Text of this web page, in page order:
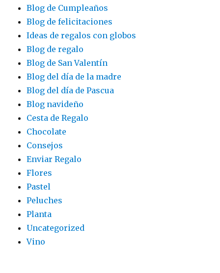
Blog de Cumpleaños
Blog de felicitaciones
Ideas de regalos con globos
Blog de regalo
Blog de San Valentín
Blog del día de la madre
Blog del día de Pascua
Blog navideño
Cesta de Regalo
Chocolate
Consejos
Enviar Regalo
Flores
Pastel
Peluches
Planta
Uncategorized
Vino